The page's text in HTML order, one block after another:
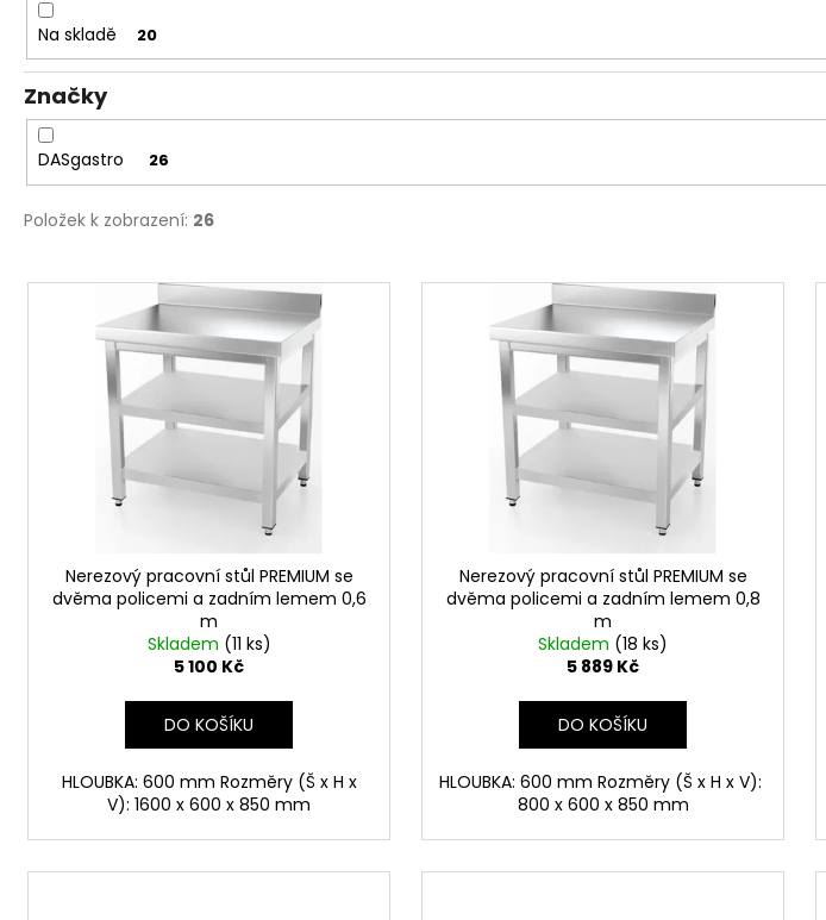
u
k
t
ů
Na skladě 20
Značky
DASgastro 26
Položek k zobrazení: 26
V
Nerezový pracovní stůl PREMIUM se
dvěma policemi a zadním lemem 0,6
m
Skladem (11 ks)
5 100 Kč
DO KOŠÍKU
HLOUBKA: 600 mm Rozměry (Š x H x
V): 1600 x 600 x 850 mm
Nerezový pracovní stůl PREMIUM se
dvěma policemi a zadním lemem 0,8
m
Skladem (18 ks)
5 889 Kč
DO KOŠÍKU
HLOUBKA: 600 mm Rozměry (Š x H x V):
800 x 600 x 850 mm